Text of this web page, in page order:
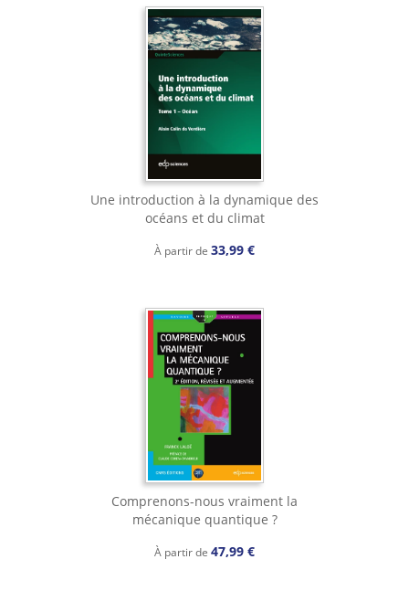
Une introduction à la dynamique des
océans et du climat
À partir de 33,99 €
Comprenons-nous vraiment la
mécanique quantique ?
À partir de 47,99 €